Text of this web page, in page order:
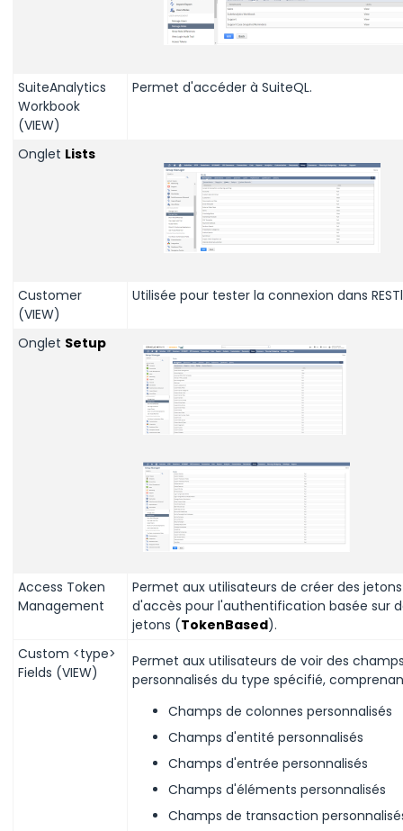
SuiteAnalytics
Workbook
(VIEW)
Permet d'accéder à SuiteQL.
Onglet Lists
Customer
(VIEW)
Utilisée pour tester la connexion dans
Onglet Setup
Access Token
Management
Permet aux utilisateurs de créer des jetons
d'accès pour l'authentification basée sur
jetons (TokenBased).
Custom <type>
Fields (VIEW)
Permet aux utilisateurs de voir des
personnalisés du type spécifié,
Champs de colonnes personnalisés
Champs d'entité personnalisés
Champs d'entrée personnalisés
Champs d'éléments personnalisés
Champs de transaction